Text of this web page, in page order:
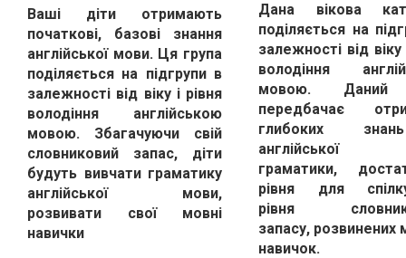
Ваші діти отримають
початкові, базові знання
англійської мови. Ця група
поділяється на підгрупи в
залежності від віку і рівня
володіння англійською
мовою. Збагачуючи свій
словниковий запас, діти
будуть вивчати граматику
англійської мови,
розвивати свої мовні
навички
Дана вікова
поділяється на
залежності від віку
володіння
мовою. Даний
передбачає
глибоких
англійської
граматики,
рівня для
рівня
запасу, розвинених
навичок.